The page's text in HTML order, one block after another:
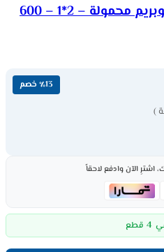
مكنسة كهربائية جنرال سوبريم محمولة – 2*1 – 600
٪13 خصم
)
الآن وادفع لاحقاً
4 قطع